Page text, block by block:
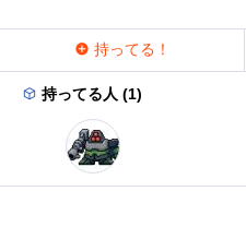
持ってる！
持ってる人 (1)